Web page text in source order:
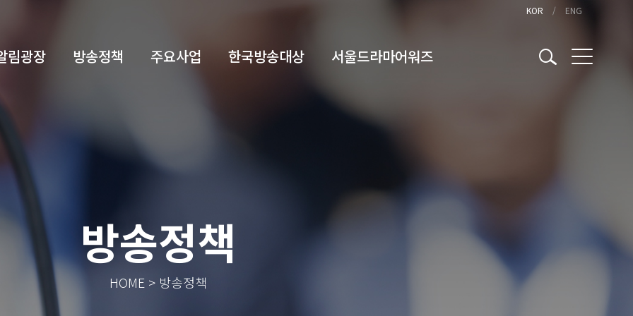
KOR ENG
림광장 방송정책 주요사업 한국방송대상 서울드라마어워즈
방송정책
HOME > 방송정책